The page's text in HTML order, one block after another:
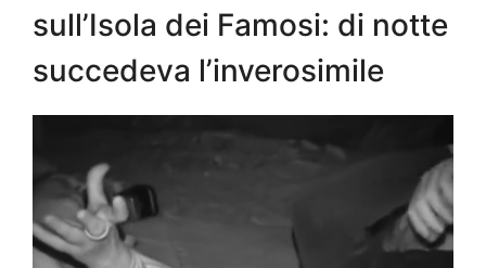
sull’Isola dei Famosi: di notte
succedeva l’inverosimile